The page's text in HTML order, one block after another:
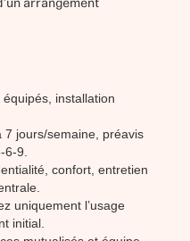
arrangement
installation
7 jours/semaine, préavis
9.
confort, entretien
uniquement l’usage
initial.